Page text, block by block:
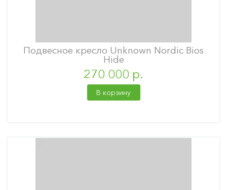
Подвесное кресло Unknown Nordic Bios
Hide
270 000 р.
В корзину